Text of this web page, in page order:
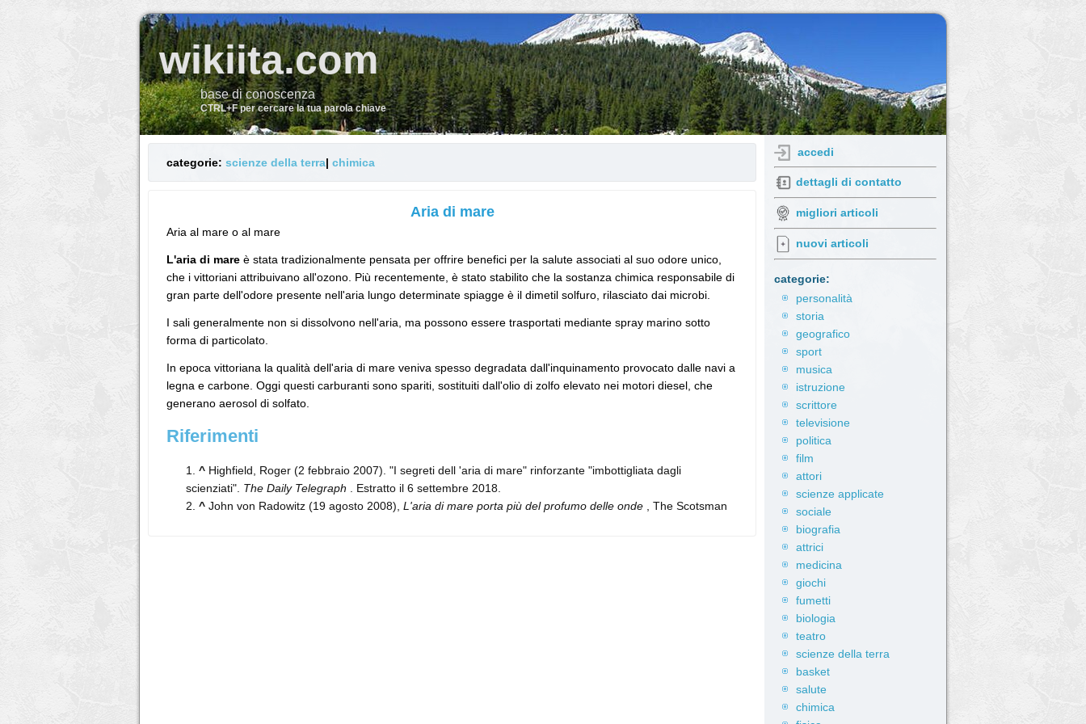
wikiita.com
base di conoscenza
CTRL+F per cercare la tua parola chiave
categorie: scienze della terra| chimica
Aria di mare
Aria al mare o al mare
L'aria di mare è stata tradizionalmente pensata per offrire benefici per la salute associati al suo odore unico,
che i vittoriani attribuivano all'ozono. Più recentemente, è stato stabilito che la sostanza chimica responsabile di
gran parte dell'odore presente nell'aria lungo determinate spiagge è il dimetil solfuro, rilasciato dai microbi.
I sali generalmente non si dissolvono nell'aria, ma possono essere trasportati mediante spray marino sotto
forma di particolato.
In epoca vittoriana la qualità dell'aria di mare veniva spesso degradata dall'inquinamento provocato dalle navi a
legna e carbone. Oggi questi carburanti sono spariti, sostituiti dall'olio di zolfo elevato nei motori diesel, che
generano aerosol di solfato.
Riferimenti
^ Highfield, Roger (2 febbraio 2007). "I segreti dell 'aria di mare" rinforzante "imbottigliata dagli
scienziati". The Daily Telegraph . Estratto il 6 settembre 2018.
^ John von Radowitz (19 agosto 2008), L'aria di mare porta più del profumo delle onde , The Scotsman
accedi
dettagli di contatto
migliori articoli
nuovi articoli
categorie:
personalità
storia
geografico
sport
musica
istruzione
scrittore
televisione
politica
film
attori
scienze applicate
sociale
biografia
attrici
medicina
giochi
fumetti
biologia
teatro
scienze della terra
basket
salute
chimica